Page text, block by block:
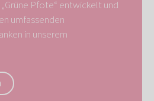
Pfote“ entwickelt und
umfassenden
in unserem